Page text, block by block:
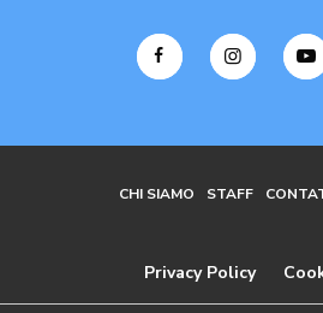
CHI SIAMO STAFF
Privacy Policy